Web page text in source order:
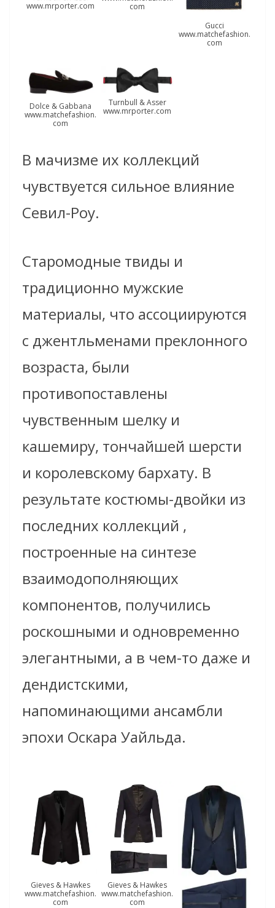
www.mrporter.com
com
Gucci
www.matchefashion.
com
Dolce & Gabbana
www.matchefashion.
com
Тurnbull & Аsser
www.mrporter.com
В мачизме их коллекций
чувствуется сильное влияние
Севил-Роу.
Старомодные твиды и
традиционно мужские
материалы, что ассоциируются
с джентльменами преклонного
возраста, были
противопоставлены
чувственным шелку и
кашемиру, тончайшей шерсти
и королевскому бархату. В
результате костюмы-двойки из
последних коллекций ,
построенные на синтезе
взаимодополняющих
компонентов, получились
роскошными и одновременно
элегантными, а в чем-то даже и
дендистскими,
напоминающими ансамбли
эпохи Оскара Уайльда.
Gieves & Hawkes
www.matchefashion.
com
Gieves & Hawkes
www.matchefashion.
com